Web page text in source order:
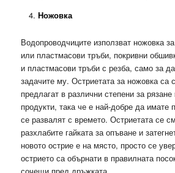
Ножовка
Водопроводчиците използват ножовка
или пластмасови тръби, покривни
и пластмасови тръби с резба, само за
задачите му. Остриетата за ножовка са
предлагат в различни степени за
продукти, така че е най-добре да имате
се развалят с времето. Остриетата се
разхлабите гайката за опъване и
новото острие е на място, просто се
острието са обърнати в правилната